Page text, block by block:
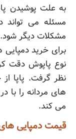
به علت پوشیدن
مسئله می تواند
مشکلات دیگر شود.
برای خرید دمپایی
نوع پاپوش دقت
نظر گرفت. پاپا
های مردانه را با
می کند.
قیمت دمپایی های